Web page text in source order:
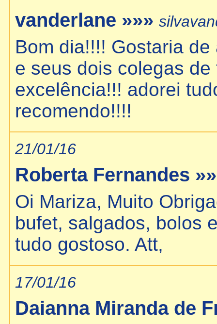
vanderlane »»»
Bom dia!!!! Gostaria
e seus dois colegas
excelência!!! adorei
recomendo!!!!
21/01/16
Roberta Fernandes
Oi Mariza, Muito
bufet, salgados, bolos
tudo gostoso. Att,
17/01/16
Daianna Miranda de